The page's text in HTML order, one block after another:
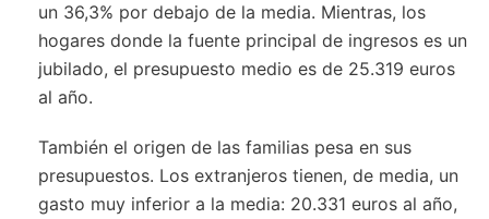
un 36,3% por debajo de la media. Mientras, los
hogares donde la fuente principal de ingresos es un
jubilado, el presupuesto medio es de 25.319 euros
al año.
También el origen de las familias pesa en sus
presupuestos. Los extranjeros tienen, de media, un
gasto muy inferior a la media: 20.331 euros al año,